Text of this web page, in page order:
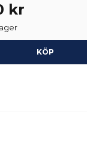
kr
KÖP